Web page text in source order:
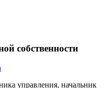
собственности
управления, начальник